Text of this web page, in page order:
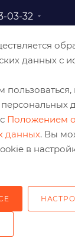
03-32
г. Белгород,
данных с
Положением
данных. Вы
в